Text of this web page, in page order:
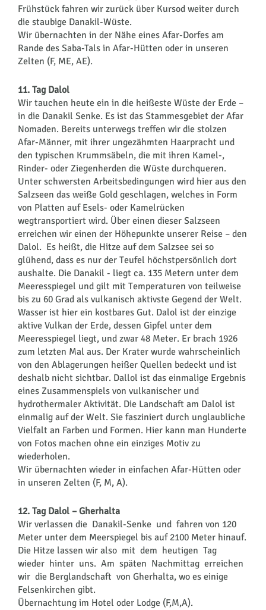
Frühstück fahren wir zurück über Kursod weiter durch
die staubige Danakil-Wüste.
Wir übernachten in der Nähe eines Afar-Dorfes am
Rande des Saba-Tals in Afar-Hütten oder in unseren
Zelten (F, ME, AE).
11. Tag Dalol
Wir tauchen heute ein in die heißeste Wüste der Erde –
in die Danakil Senke. Es ist das Stammesgebiet der Afar
Nomaden. Bereits unterwegs treffen wir die stolzen
Afar-Männer, mit ihrer ungezähmten Haarpracht und
den typischen Krummsäbeln, die mit ihren Kamel-,
Rinder- oder Ziegenherden die Wüste durchqueren.
Unter schwersten Arbeitsbedingungen wird hier aus den
Salzseen das weiße Gold geschlagen, welches in Form
von Platten auf Esels- oder Kamelrücken
wegtransportiert wird. Über einen dieser Salzseen
erreichen wir einen der Höhepunkte unserer Reise – den
Dalol. Es heißt, die Hitze auf dem Salzsee sei so
glühend, dass es nur der Teufel höchstpersönlich dort
aushalte. Die Danakil - liegt ca. 135 Metern unter dem
Meeresspiegel und gilt mit Temperaturen von teilweise
bis zu 60 Grad als vulkanisch aktivste Gegend der Welt.
Wasser ist hier ein kostbares Gut. Dalol ist der einzige
aktive Vulkan der Erde, dessen Gipfel unter dem
Meeresspiegel liegt, und zwar 48 Meter. Er brach 1926
zum letzten Mal aus. Der Krater wurde wahrscheinlich
von den Ablagerungen heißer Quellen bedeckt und ist
deshalb nicht sichtbar. Dallol ist das einmalige Ergebnis
eines Zusammenspiels von vulkanischer und
hydrothermaler Aktivität. Die Landschaft am Dalol ist
einmalig auf der Welt. Sie fasziniert durch unglaubliche
Vielfalt an Farben und Formen. Hier kann man Hunderte
von Fotos machen ohne ein einziges Motiv zu
wiederholen.
Wir übernachten wieder in einfachen Afar-Hütten oder
in unseren Zelten (F, M, A).
12. Tag Dalol – Gherhalta
Wir verlassen die Danakil-Senke und fahren von 120
Meter unter dem Meerspiegel bis auf 2100 Meter hinauf.
Die Hitze lassen wir also mit dem heutigen Tag
wieder hinter uns. Am späten Nachmittag erreichen
wir die Berglandschaft von Gherhalta, wo es einige
Felsenkirchen gibt.
Übernachtung im Hotel oder Lodge (F,M,A).